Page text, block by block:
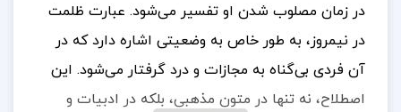
در زمان مصلوب شدن او تفسیر می‌شود. عبارت ظلمت
در نیمروز، به طور خاص به وضعیتی اشاره دارد که در
آن فردی بی‌گناه به مجازات و درد گرفتار می‌شود. این
اصطلاح، نه تنها در متون مذهبی، بلکه در ادبیات و